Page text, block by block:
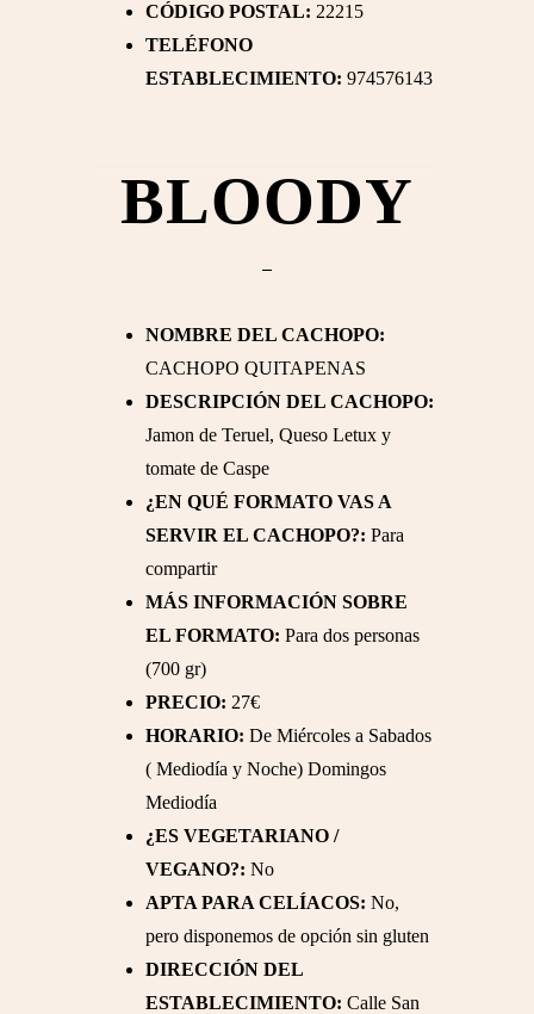
CÓDIGO POSTAL: 22215
TELÉFONO
ESTABLECIMIENTO: 974576143
BLOODY
NOMBRE DEL CACHOPO:
CACHOPO QUITAPENAS
DESCRIPCIÓN DEL CACHOPO:
Jamon de Teruel, Queso Letux y
tomate de Caspe
¿EN QUÉ FORMATO VAS A
SERVIR EL CACHOPO?: Para
compartir
MÁS INFORMACIÓN SOBRE
EL FORMATO: Para dos personas
(700 gr)
PRECIO: 27€
HORARIO: De Miércoles a Sabados
( Mediodía y Noche) Domingos
Mediodía
¿ES VEGETARIANO /
VEGANO?: No
APTA PARA CELÍACOS: No,
pero disponemos de opción sin gluten
DIRECCIÓN DEL
ESTABLECIMIENTO: Calle San